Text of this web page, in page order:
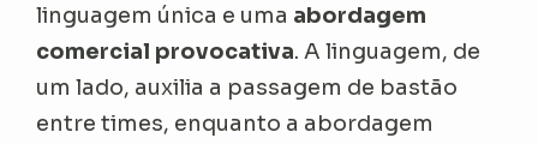
linguagem única e uma abordagem
comercial provocativa. A linguagem, de
um lado, auxilia a passagem de bastão
entre times, enquanto a abordagem